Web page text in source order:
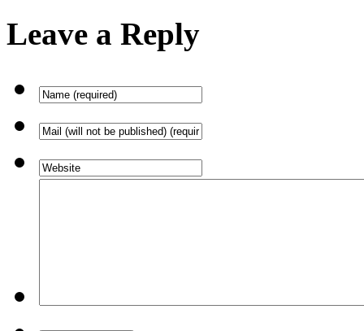
Leave a Reply